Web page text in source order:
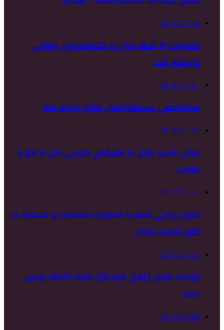
۱۴۰۲/۱۱/۰۵
عضویت ۳ شهر ایران در کنوانسیون جهانی
پذیرفته شد
۱۴۰۴/۰۱/۱۰
ساماندهی دستفروشان مترو؛ خرداد ماه
۱۴۰۲/۱۰/۲۱
بارش شدید باران در آفریقای جنوبی جان ۵ نفر را
گرفت
۱۴۰۳/۱۰/۱۰
تحول روحی شهر با محوریت محله‌ها و مساجد در
طرح شهید آرمان
۱۴۰۲/۱۰/۱۱
رآورده کردن آرزوی کودکان مایه افتخار پلیس
است
۱۴۰۲/۱۲/۱۵